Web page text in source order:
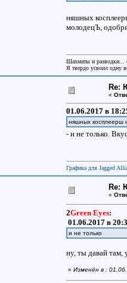
няшных
молодецЪ,
Шахматы и разводки...
Я твердо усвоил одну
Re:
«
01.06.2017 в
няшных косплеерш
- и не только.
Графика для Jagged
Re:
«
2Green Eyes:
01.06.2017 в
и не только
ну, ты давай там,
« Изменён в :